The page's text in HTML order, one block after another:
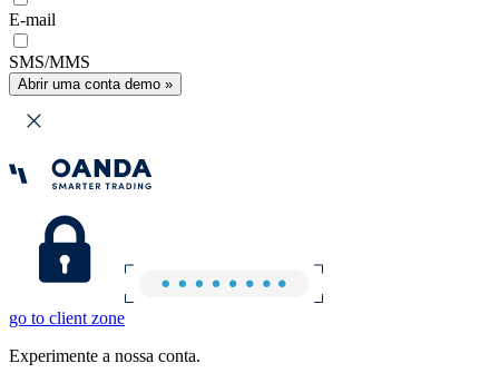
E-mail
SMS/MMS
Abrir uma conta demo »
go to client zone
Experimente a nossa conta.